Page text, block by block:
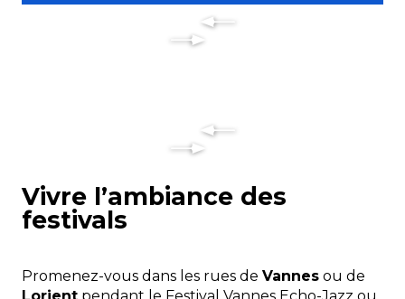
Vivre l’ambiance des
festivals
Promenez-vous dans les rues de Vannes ou de
Lorient pendant le Festival Vannes Echo-Jazz ou